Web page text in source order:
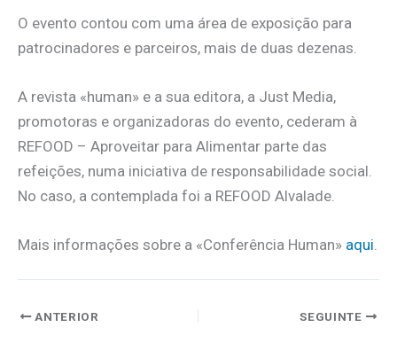
O evento contou com uma área de exposição para
patrocinadores e parceiros, mais de duas dezenas.
A revista «human» e a sua editora, a Just Media,
promotoras e organizadoras do evento, cederam à
REFOOD – Aproveitar para Alimentar parte das
refeições, numa iniciativa de responsabilidade social.
No caso, a contemplada foi a REFOOD Alvalade.
Mais informações sobre a «Conferência Human» aqui
ANTERIOR SEGUINTE